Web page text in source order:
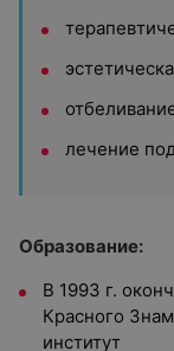
лечение
Образование:
В 1993 г.
Красного
институт